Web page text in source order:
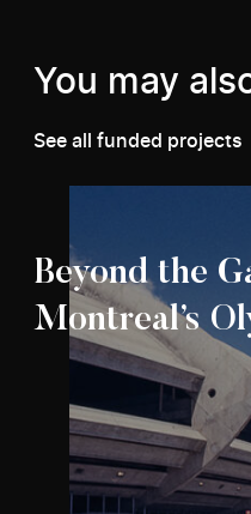
You may
See all funded projects
Beyond the
Montreal’s